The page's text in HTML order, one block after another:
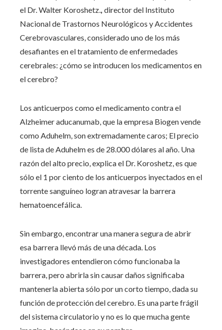
el Dr. Walter Koroshetz., director del Instituto
Nacional de Trastornos Neurológicos y Accidentes
Cerebrovasculares, considerado uno de los más
desafiantes en el tratamiento de enfermedades
cerebrales: ¿cómo se introducen los medicamentos en
el cerebro?
Los anticuerpos como el medicamento contra el
Alzheimer aducanumab, que la empresa Biogen vende
como Aduhelm, son extremadamente caros; El precio
de lista de Aduhelm es de 28.000 dólares al año. Una
razón del alto precio, explica el Dr. Koroshetz, es que
sólo el 1 por ciento de los anticuerpos inyectados en el
torrente sanguíneo logran atravesar la barrera
hematoencefálica.
Sin embargo, encontrar una manera segura de abrir
esa barrera llevó más de una década. Los
investigadores entendieron cómo funcionaba la
barrera, pero abrirla sin causar daños significaba
mantenerla abierta sólo por un corto tiempo, dada su
función de protección del cerebro. Es una parte frágil
del sistema circulatorio y no es lo que mucha gente